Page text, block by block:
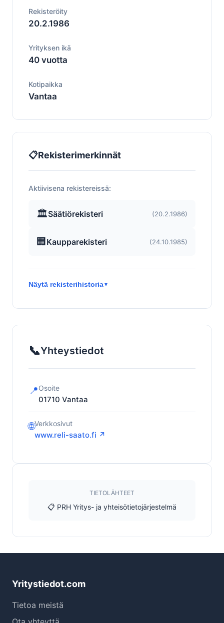
Rekisteröity
20.2.1986
Yrityksen ikä
40 vuotta
Kotipaikka
Vantaa
📋Rekisterimerkinnät
Aktiivisena rekistereissä:
🏛️Säätiörekisteri (20.2.1986)
🏢 Kaupparekisteri (24.10.1985)
Näytä rekisterihistoria▼
📞Yhteystiedot
📍Osoite
01710 Vantaa
🌐Verkkosivut
www.reli-saato.fi ↗
TIETOLÄHTEET
📋 PRH Yritys- ja yhteisötietojärjestelmä
Yritystiedot.com
Tietoa meistä